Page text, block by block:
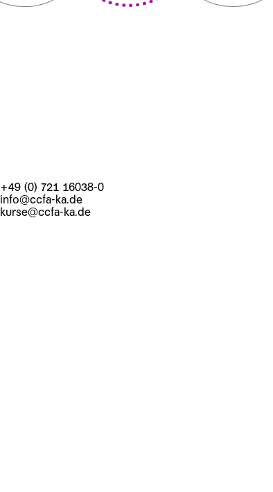
+49 (0) 721 16038-0
info@ccfa-ka.de
kurse@ccfa-ka.de